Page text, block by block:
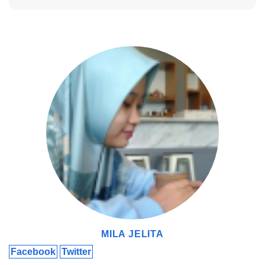
Nah, ini cocok buat yang beneran hobi mobil. Kamu bisa
kustomisasi mobil sesuai selera, mulai dari tampilan luar sampai
performa mesin. Dahaga oprek mobil bisa kamu salurkan di Car
Parking Multiplayer Mod Apk, mudah dan tanpa biaya.
Mengatur Suspensi dan Sudut Roda
Salah satu fitur unggulan di Car Parking Multiplayer Mod Apk
adalah kemampuan untuk mengatur suspensi dan sudut roda
mobilmu. Dengan ini, kamu bisa bikin mobil lebih stabil dan
nyaman saat dikendarai, terutama saat parkir di tempat yang
MILA JELITA
Facebook Twitter